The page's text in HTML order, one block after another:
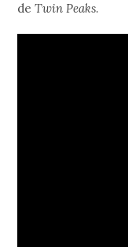
de Twin Peaks.